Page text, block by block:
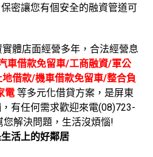
密讓您有個安全的融資管道可
體店面經營多年，合法經營息
車借款免留車/工商融資/軍公
借款/機車借款免留車/整合負
電 等多元化借貸方案，是屏東
有任何需求歡迎來電(08)723-
解決問題，生活沒煩惱!
活上的好鄰居